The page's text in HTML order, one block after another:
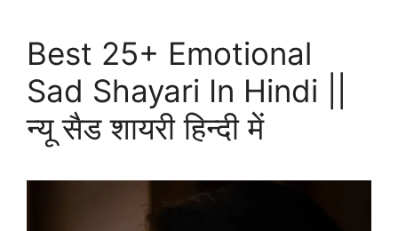
Best 25+ Emotional
Sad Shayari In Hindi ||
न्यू सैड शायरी हिन्दी में